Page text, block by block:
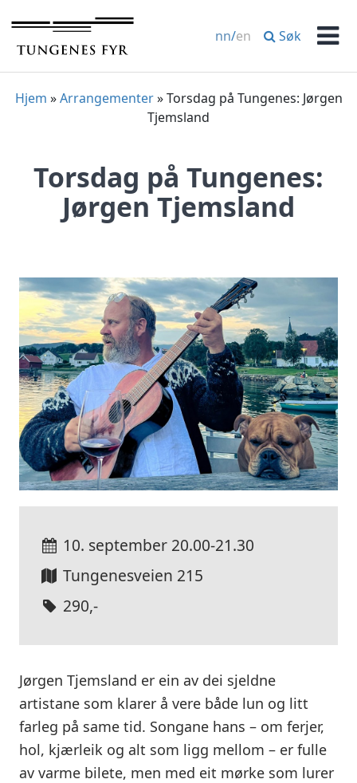
til
innhold
nn/en Søk
Hjem »Arrangementer»Torsdag på Tungenes: Jørgen
Tjemsland
Torsdag på Tungenes:
Jørgen Tjemsland
10. september 20.00-21.30
Tungenesveien 215
290,-
Jørgen Tjemsland er ein av dei sjeldne
artistane som klarer å vere både lun og litt
farleg på same tid. Songane hans – om ferjer,
hol, kjærleik og alt som ligg mellom – er fulle
av varme bilete, men med eit mørke som lurer